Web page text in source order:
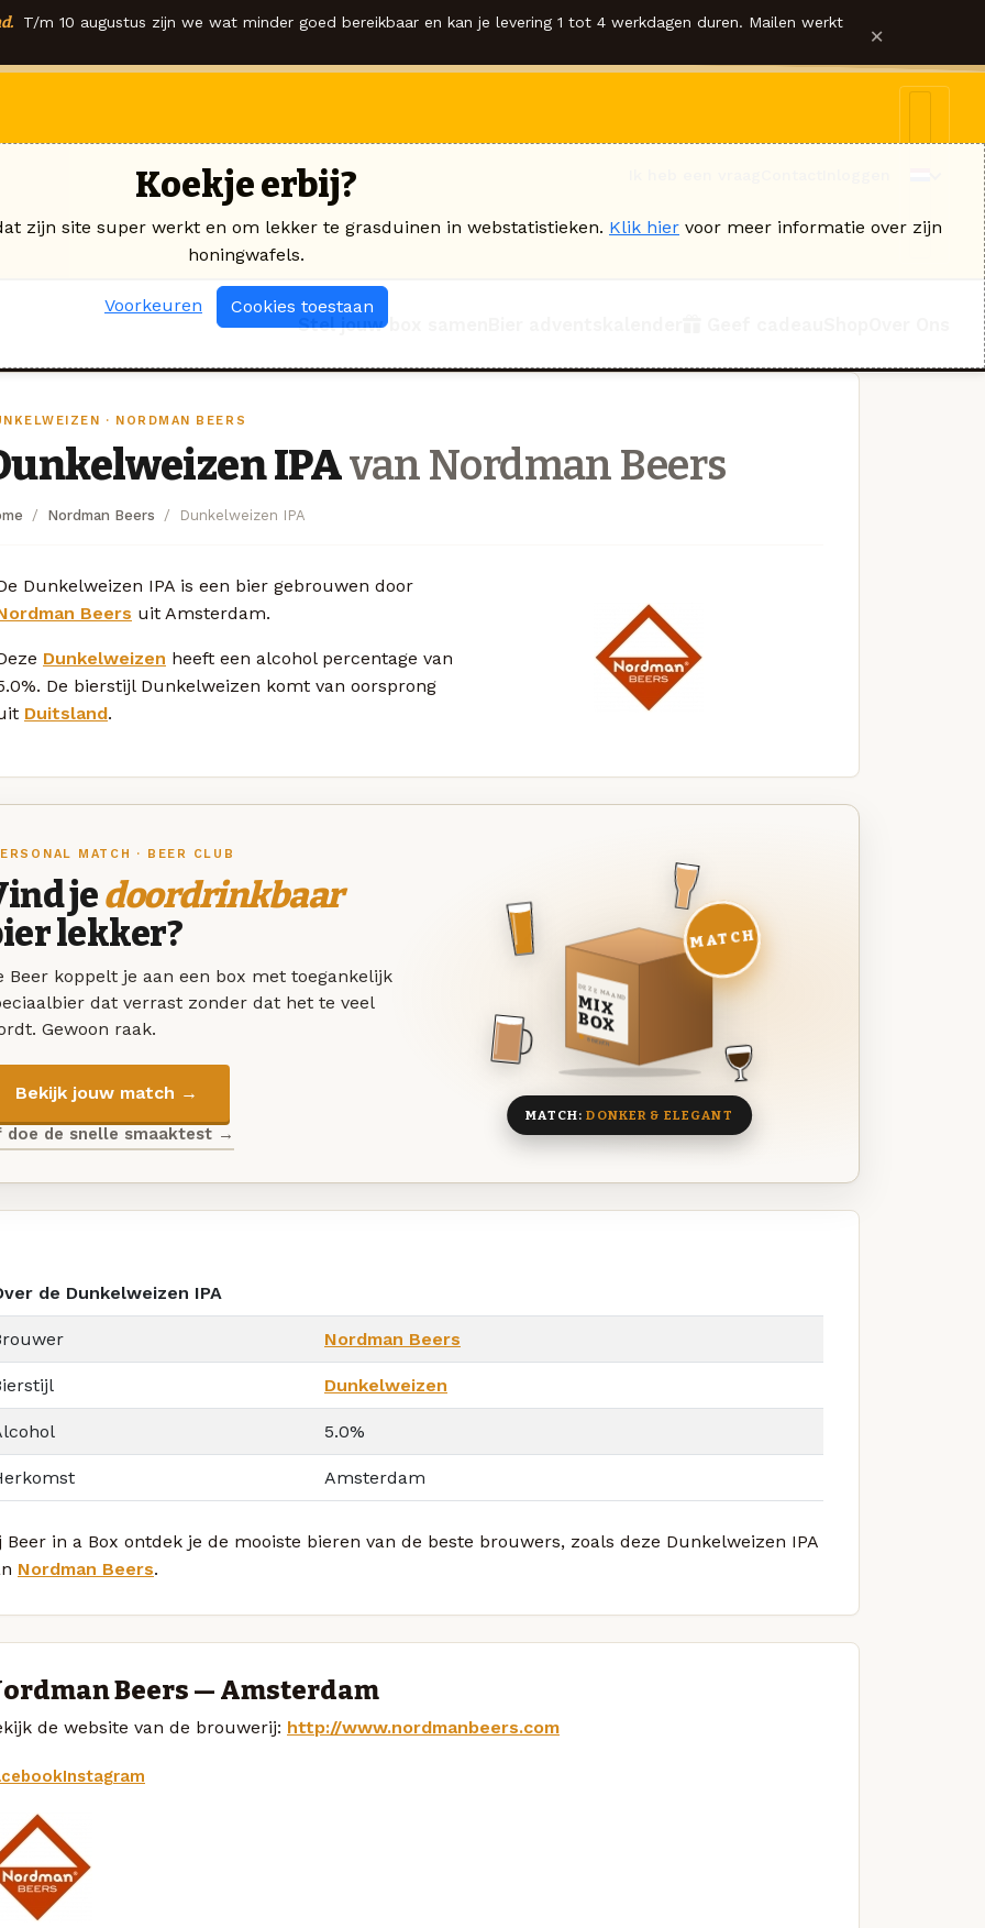
T/m 10 augustus zijn we wat minder goed bereikbaar en kan je levering 1 tot 4 werkdagen duren. Mailen werkt ×
Stel jouw box samen
· NORDMAN BEERS
IPAvan Nordman Beers
Nordman Beers Dunkelweizen IPA
Dunkelweizen IPA is een bier gebrouwen door
Beers uit Amsterdam.
Dunkelweizen heeft een alcohol percentage van
De bierstijl Dunkelweizen komt van oorsprong
Duitsland.
MATCH · BEER CLUB
jedoordrinkbaar
lekker?
Beer koppelt je aan een box met toegankelijk
dat verrast zonder dat het te veel
Gewoon raak.
Bekijk jouw match →
doe de snelle smaaktest →
DEZE MAAND
MIX
BOX
8 BIEREN
MATCH
MATCH:DONKER & ELEGANT
de Dunkelweizen IPA
Nordman Beers
Dunkelweizen
5.0%
Amsterdam
Beer in a Box ontdek je de mooiste bieren van de beste brouwers, zoals deze Dunkelweizen IPA
Nordman Beers.
Beers — Amsterdam
de website van de brouwerij: http://www.nordmanbeers.com
Instagram
Koekje erbij?
zijn site super werkt en om lekker te grasduinen in webstatistieken. Klik hier voor meer informatie over zijn
honingwafels.
Voorkeuren Cookies toestaan